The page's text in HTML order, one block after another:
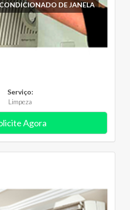
DE JANELA
Serviço:
Limpeza
Agora